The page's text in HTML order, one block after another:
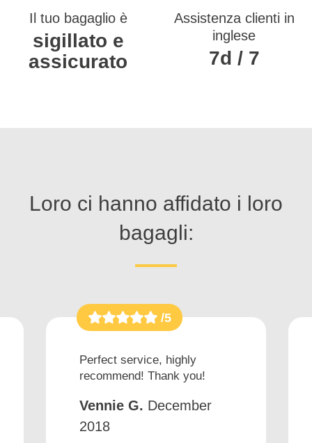
Il tuo bagaglio è
sigillato e
assicurato
Assistenza clienti in
inglese
7d / 7
Loro ci hanno affidato i loro
bagagli:
/5
Perfect service, highly
recommend! Thank you!
Vennie G. December
2018